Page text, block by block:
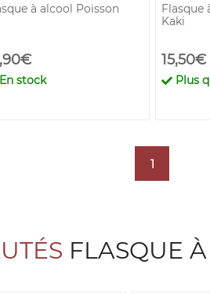
à alcool Poisson
En stock
Flasque
Kaki
15,50€
Plus
1
FLASQUE